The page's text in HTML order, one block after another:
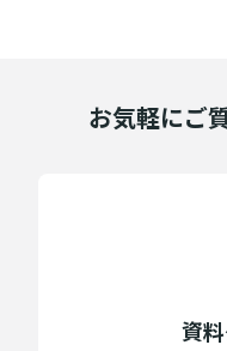
お気軽にご
資